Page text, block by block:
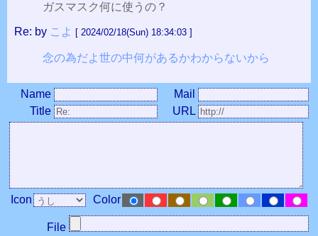
ガスマスク何に使うの？
Re: by こよ [ 2024/02/18(Sun) 18:34:03 ]
念の為だよ世の中何があるかわからないから
Name
Mail
Title
URL
Icon Color
File